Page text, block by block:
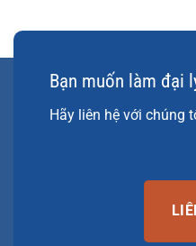
Bạn muốn làm đại
Hãy liên hệ với chúng